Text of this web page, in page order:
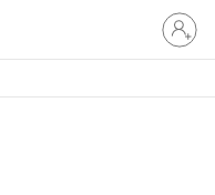
vous
à
compte